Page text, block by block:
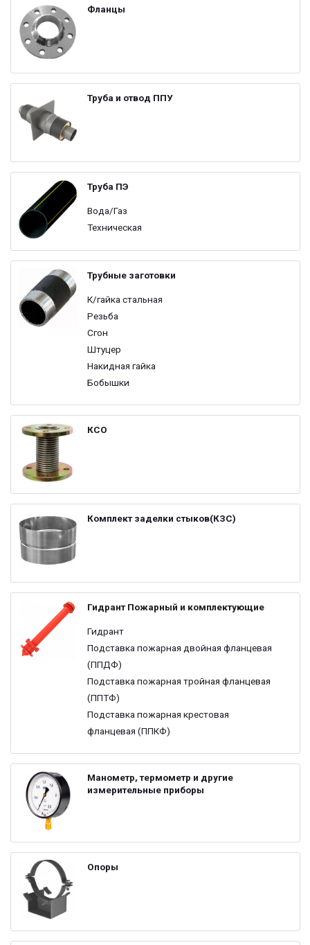
Фланцы
Труба и отвод ППУ
Труба ПЭ
Вода/Газ
Техническая
Трубные заготовки
К/гайка стальная
Резьба
Сгон
Штуцер
Накидная гайка
Бобышки
КСО
Комплект заделки стыков(КЗС)
Гидрант Пожарный и комплектующие
Гидрант
Подставка пожарная двойная фланцевая
(ППДФ)
Подставка пожарная тройная фланцевая
(ППТФ)
Подставка пожарная крестовая
фланцевая (ППКФ)
Манометр, термометр и другие
измерительные приборы
Опоры